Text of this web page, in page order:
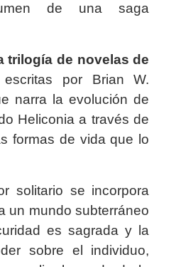
de una saga
trilogía de novelas de
escritas por Brian W.
narra la evolución de
Heliconia a través de
formas de vida que lo
solitario se incorpora
un mundo subterráneo
es sagrada y la
sobre el individuo,